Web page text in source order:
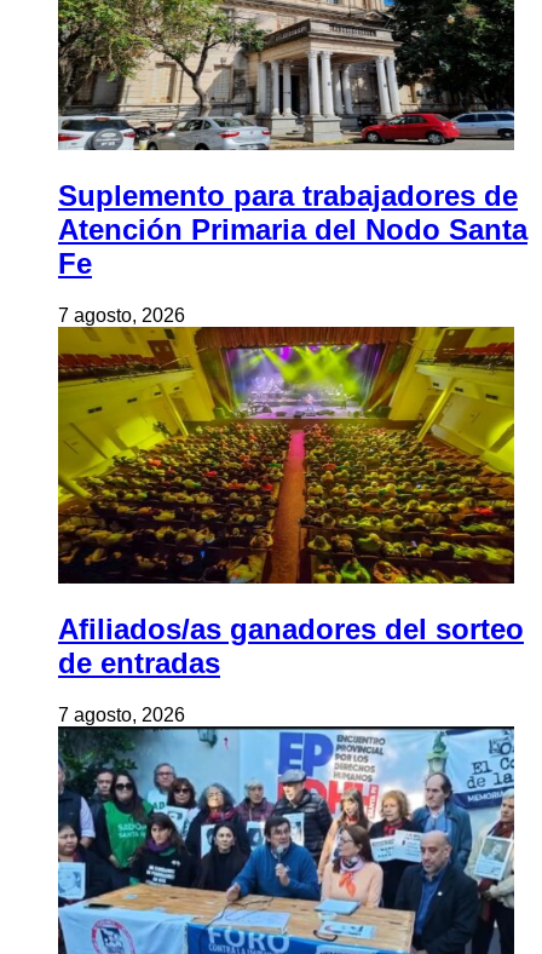
Suplemento para trabajadores de
Atención Primaria del Nodo Santa
Fe
7 agosto, 2026
Afiliados/as ganadores del sorteo
de entradas
7 agosto, 2026